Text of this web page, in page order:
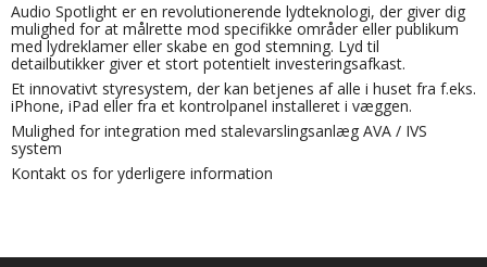
Audio Spotlight er en revolutionerende lydteknologi, der giver dig
mulighed for at målrette mod specifikke områder eller publikum
med lydreklamer eller skabe en god stemning. Lyd til
detailbutikker giver et stort potentielt investeringsafkast.
Et innovativt styresystem, der kan betjenes af alle i huset fra f.eks.
iPhone, iPad eller fra et kontrolpanel installeret i væggen.
Mulighed for integration med stalevarslingsanlæg AVA / IVS
system
Kontakt os for yderligere information